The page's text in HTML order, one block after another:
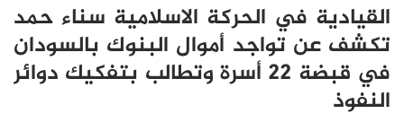
القيادية في الحركة الاسلامية سناء حمد
تكشف عن تواجد أموال البنوك بالسودان
في قبضة 22 أسرة وتطالب بتفكيك دوائر
النفوذ